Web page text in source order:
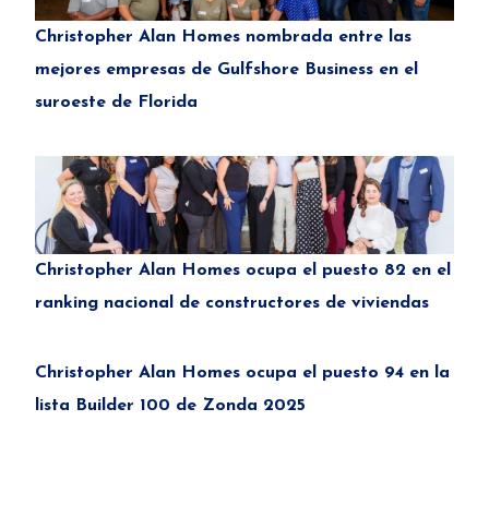
Christopher Alan Homes nombrada entre las
mejores empresas de Gulfshore Business en el
suroeste de Florida
Christopher Alan Homes ocupa el puesto 82 en el
ranking nacional de constructores de viviendas
Christopher Alan Homes ocupa el puesto 94 en la
lista Builder 100 de Zonda 2025